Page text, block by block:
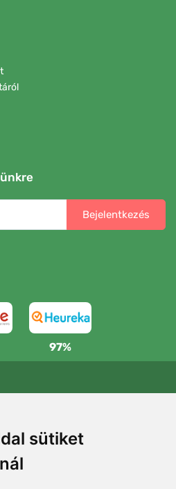
sütiket
Bejelentkezés
97%
összeg felett: 80 EUR
visszaküldés
bármikor visszaküldheti vagy